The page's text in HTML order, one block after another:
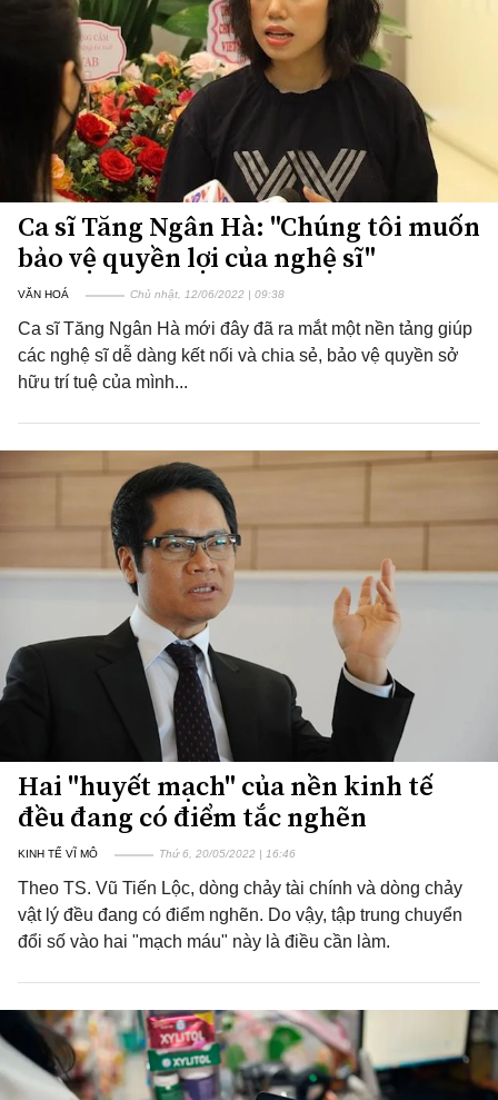
Ca sĩ Tăng Ngân Hà: "Chúng tôi muốn
bảo vệ quyền lợi của nghệ sĩ"
VĂN HOÁ Chủ nhật, 12/06/2022 | 09:38
Ca sĩ Tăng Ngân Hà mới đây đã ra mắt một nền tảng giúp
các nghệ sĩ dễ dàng kết nối và chia sẻ, bảo vệ quyền sở
hữu trí tuệ của mình...
Hai "huyết mạch" của nền kinh tế
đều đang có điểm tắc nghẽn
KINH TẾ VĨ MÔ Thứ 6, 20/05/2022 | 16:46
Theo TS. Vũ Tiến Lộc, dòng chảy tài chính và dòng chảy
vật lý đều đang có điểm nghẽn. Do vậy, tập trung chuyển
đổi số vào hai "mạch máu" này là điều cần làm.